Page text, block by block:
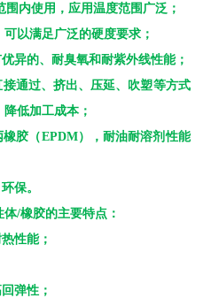
内使用，应用温度范围广泛；
可以满足广泛的硬度要求；
异的、耐臭氧和耐紫外线性能；
通过、挤出、压延、吹塑等方式
低加工成本；
胶（EPDM），耐油耐溶剂性能
保。
体/橡胶的主要特点：
性能；
弹性；